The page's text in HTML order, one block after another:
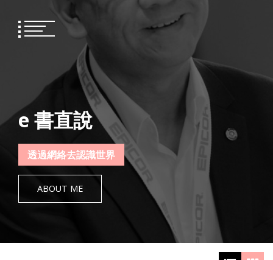
content
e 書直說
透過網絡去認識世界
ABOUT ME